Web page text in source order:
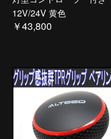
12V/24V 黄色
￥43,800